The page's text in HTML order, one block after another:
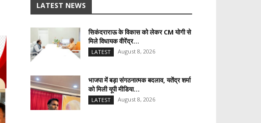
LATEST NEWS
सिकंदराराऊ के विकास को लेकर CM योगी से
मिले विधायक वीरेंद्र...
LATEST August 8, 2026
भाजपा में बड़ा संगठनात्मक बदलाव, यतेंद्र शर्मा
को मिली यूपी मीडिया...
LATEST August 8, 2026